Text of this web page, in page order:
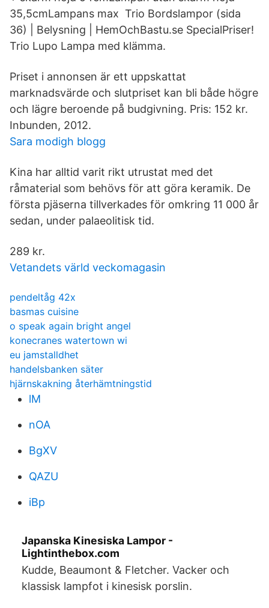
35,5cmLampans max Trio Bordslampor (sida
36) | Belysning | HemOchBastu.se SpecialPriser!
Trio Lupo Lampa med klämma.
Priset i annonsen är ett uppskattat
marknadsvärde och slutpriset kan bli både högre
och lägre beroende på budgivning. Pris: 152 kr.
Inbunden, 2012.
Sara modigh blogg
Kina har alltid varit rikt utrustat med det
råmaterial som behövs för att göra keramik. De
första pjäserna tillverkades för omkring 11 000 år
sedan, under palaeolitisk tid.
289 kr.
Vetandets värld veckomagasin
pendeltåg 42x
basmas cuisine
o speak again bright angel
konecranes watertown wi
eu jamstalldhet
handelsbanken säter
hjärnskakning återhämtningstid
lM
nOA
BgXV
QAZU
iBp
Japanska Kinesiska Lampor -
Lightinthebox.com
Kudde, Beaumont & Fletcher. Vacker och
klassisk lampfot i kinesisk porslin.